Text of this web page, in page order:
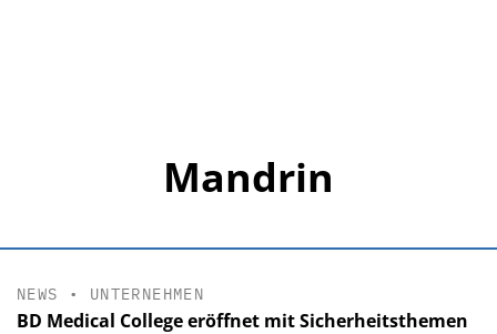
Mandrin
NEWS • UNTERNEHMEN
BD Medical College eröffnet mit Sicherheitsthemen